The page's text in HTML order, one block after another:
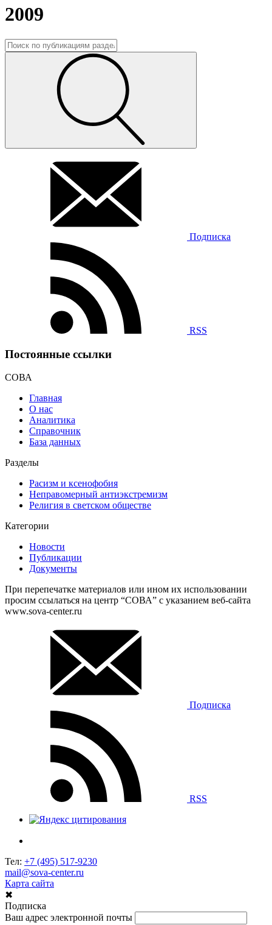
2009
Подписка
RSS
Постоянные ссылки
СОВА
Главная
О нас
Аналитика
Справочник
База данных
Разделы
Расизм и ксенофобия
Неправомерный антиэкстремизм
Религия в светском обществе
Категории
Новости
Публикации
Документы
При перепечатке материалов или ином их использовании
просим ссылаться на центр “СОВА” с указанием веб-сайта
www.sova-center.ru
Подписка
RSS
Тел: +7 (495) 517-9230
mail@sova-center.ru
Карта сайта
✖
Подписка
Ваш адрес электронной почты